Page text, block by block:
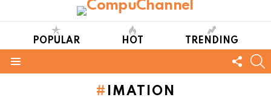
POPULAR HOT TRENDING
US
IMATION